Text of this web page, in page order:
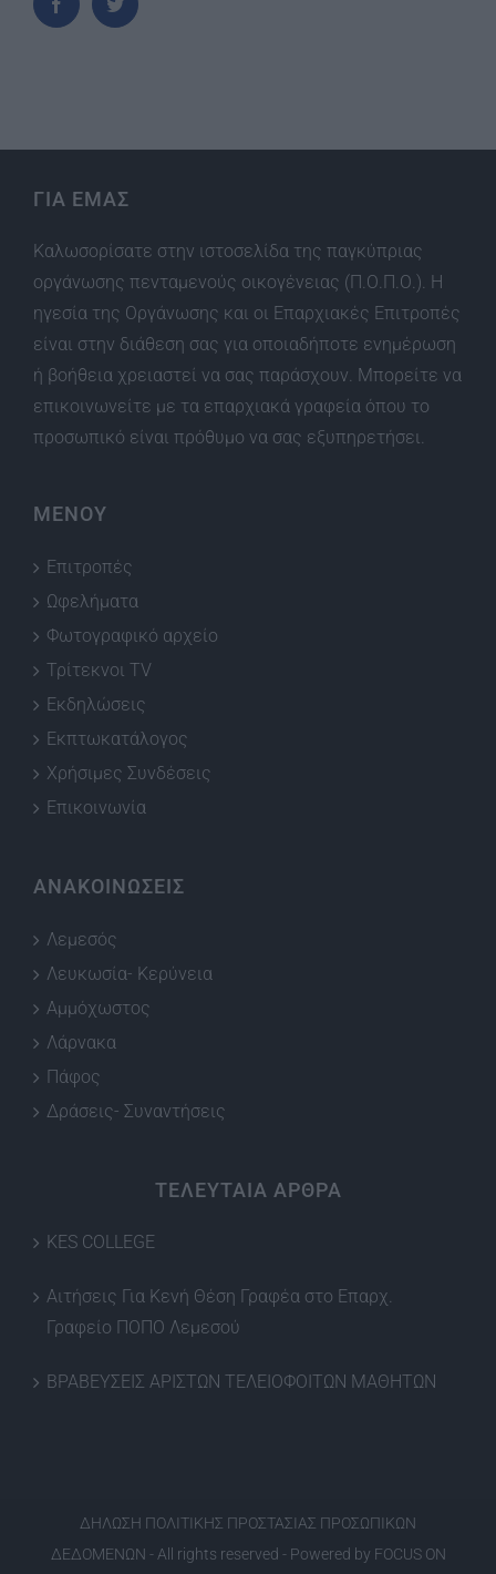
ΓΙΑ ΕΜΑΣ
Καλωσορίσατε στην ιστοσελίδα της παγκύπριας
οργάνωσης πενταμενούς οικογένειας (Π.Ο.Π.Ο.). Η
ηγεσία της Οργάνωσης και οι Επαρχιακές Επιτροπές
είναι στην διάθεση σας για οποιαδήποτε ενημέρωση
ή βοήθεια χρειαστεί να σας παράσχουν. Μπορείτε να
επικοινωνείτε με τα επαρχιακά γραφεία όπου το
προσωπικό είναι πρόθυμο να σας εξυπηρετήσει.
ΜΕΝΟΥ
Επιτροπές
Ωφελήματα
Φωτογραφικό αρχείο
Τρίτεκνοι TV
Εκδηλώσεις
Εκπτωκατάλογος
Χρήσιμες Συνδέσεις
Επικοινωνία
ΑΝΑΚΟΙΝΩΣΕΙΣ
Λεμεσός
Λευκωσία- Κερύνεια
Αμμόχωστος
Λάρνακα
Πάφος
Δράσεις- Συναντήσεις
ΤΕΛΕΥΤΑΙΑ ΑΡΘΡΑ
KES COLLEGE
Αιτήσεις Για Κενή Θέση Γραφέα στο Επαρχ.
Γραφείο ΠΟΠΟ Λεμεσού
ΒΡΑΒΕΥΣΕΙΣ ΑΡΙΣΤΩΝ ΤΕΛΕΙΟΦΟΙΤΩΝ ΜΑΘΗΤΩΝ
ΔΗΛΩΣΗ ΠΟΛΙΤΙΚΗΣ ΠΡΟΣΤΑΣΙΑΣ ΠΡΟΣΩΠΙΚΩΝ
ΔΕΔΟΜΕΝΩΝ - All rights reserved - Powered by FOCUS ON